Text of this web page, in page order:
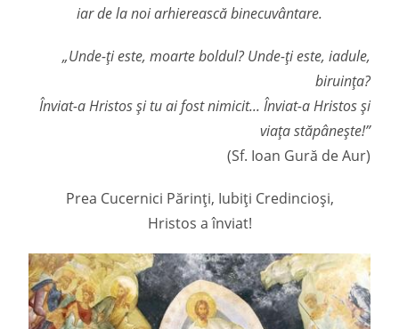
iar de la noi arhierească binecuvântare.
„Unde-ţi este, moarte boldul? Unde-ţi este, iadule,
biruinţa?
Înviat-a Hristos şi tu ai fost nimicit... Înviat-a Hristos şi
viaţa stăpâneşte!”
(Sf. Ioan Gură de Aur)
Prea Cucernici Părinţi, Iubiţi Credincioși,
Hristos a înviat!